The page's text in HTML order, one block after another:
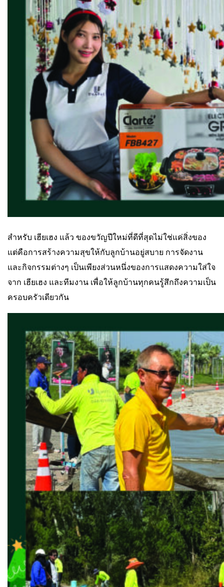
สำหรับ เฮียเฮง แล้ว ของขวัญปีใหม่ที่ดีที่สุดไม่ใช่แค่สิ่งของ
แต่คือการสร้างความสุขให้กับลูกบ้านอยู่สบาย การจัดงาน
และกิจกรรมต่างๆ เป็นเพียงส่วนหนึ่งของการแสดงความใส่ใจ
จาก เฮียเฮง และทีมงาน เพื่อให้ลูกบ้านทุกคนรู้สึกถึงความเป็น
ครอบครัวเดียวกัน